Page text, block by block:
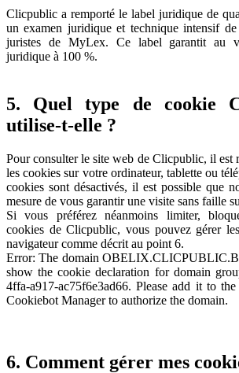
Clicpublic a remporté le label juridique de
un examen juridique et technique intensif
juristes de MyLex. Ce label garantit au
juridique à 100 %.
5. Quel type de cookie
utilise-t-elle ?
Pour consulter le site web de Clicpublic, il est
les cookies sur votre ordinateur, tablette ou
cookies sont désactivés, il est possible que
mesure de vous garantir une visite sans faille
Si vous préférez néanmoins limiter,
cookies de Clicpublic, vous pouvez gérer
navigateur comme décrit au point 6.
Error: The domain
show the cookie declaration for domain
4ffa-a917-ac75f6e3ad66. Please add it to
Cookiebot Manager to authorize the domain.
6. Comment gérer mes